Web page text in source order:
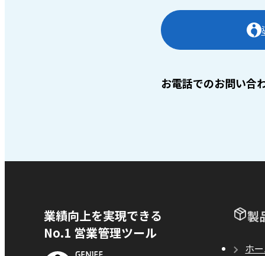
お電話でのお問い合
業績向上を実現できる
No.1 営業管理ツール
製
ホ